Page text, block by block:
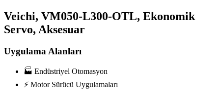
Veichi, VM050-L300-OTL, Ekonomik
Servo, Aksesuar
Uygulama Alanları
🏭 Endüstriyel Otomasyon
⚡ Motor Sürücü Uygulamaları